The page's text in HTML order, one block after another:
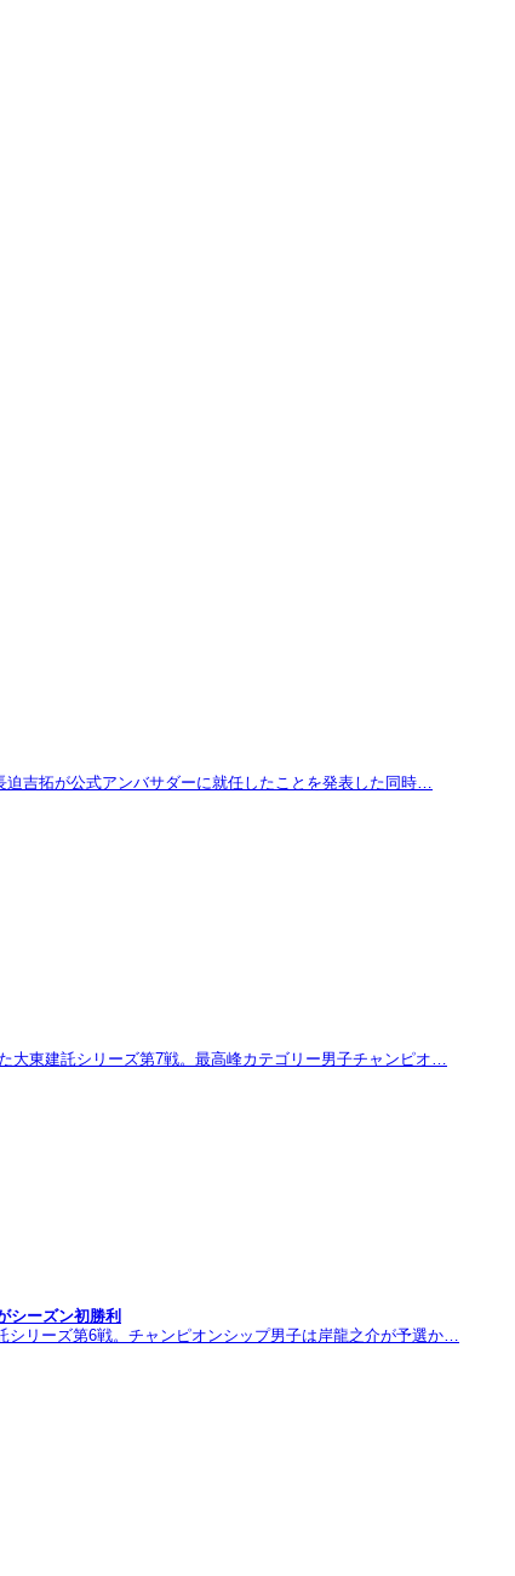
吉拓が公式アンバサダーに就任したことを発表した同時…
大東建託シリーズ第7戦。最高峰カテゴリー男子チャンピオ…
シーズン初勝利
リーズ第6戦。チャンピオンシップ男子は岸龍之介が予選か…